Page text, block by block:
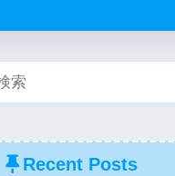
Recent Posts